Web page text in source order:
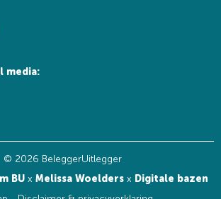
media:
© 2026 BeleggerUitlegger
BU x Melissa Woelders x Digitale bazen